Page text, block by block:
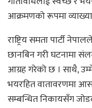
आक्रमणको रूपमा
राष्ट्रिय समता पार्टी
छानबिन गरी घटनामा
आग्रह गरेको छ । साथै,
भयरहित वातावरणमा
सम्बन्धित निकायसँग